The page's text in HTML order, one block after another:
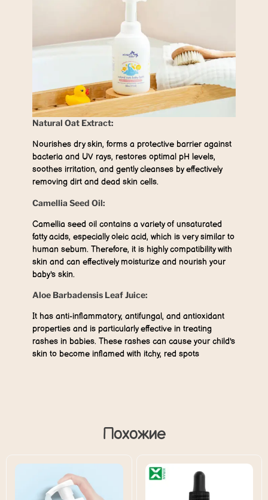
Natural Oat Extract:
Nourishes dry skin, forms a protective barrier against
bacteria and UV rays, restores optimal pH levels,
soothes irritation, and gently cleanses by effectively
removing dirt and dead skin cells.
Camellia Seed Oil:
Camellia seed oil contains a variety of unsaturated
fatty acids, especially oleic acid, which is very similar to
human sebum. Therefore, it is highly compatibility with
skin and can effectively moisturize and nourish your
baby's skin.
Aloe Barbadensis Leaf Juice:
It has anti-inflammatory, antifungal, and antioxidant
properties and is particularly effective in treating
rashes in babies. These rashes can cause your child's
skin to become inflamed with itchy, red spots
Похожие